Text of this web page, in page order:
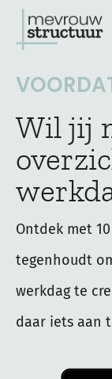
naar
Wil jij
Ontdek met
tegenhoudt
werkdag te
daar iets aan